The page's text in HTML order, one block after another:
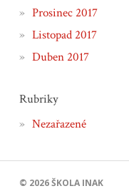
Prosinec 2017
Listopad 2017
Duben 2017
Rubriky
Nezařazené
© 2026ŠKOLA INAK